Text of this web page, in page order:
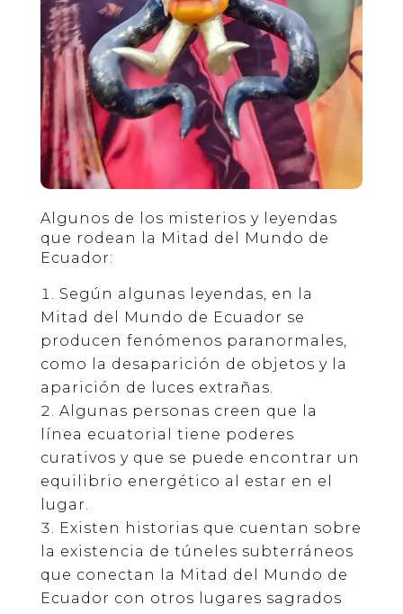
Algunos de los misterios y leyendas
que rodean la Mitad del Mundo de
Ecuador:
Según algunas leyendas, en la
Mitad del Mundo de Ecuador se
producen fenómenos paranormales,
como la desaparición de objetos y la
aparición de luces extrañas.
Algunas personas creen que la
línea ecuatorial tiene poderes
curativos y que se puede encontrar un
equilibrio energético al estar en el
lugar.
Existen historias que cuentan sobre
la existencia de túneles subterráneos
que conectan la Mitad del Mundo de
Ecuador con otros lugares sagrados